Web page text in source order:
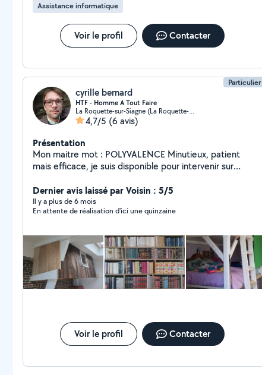
Assistance informatique
Voir le profil Contacter
Particulier
cyrille bernard
HTF - Homme A Tout Faire
La Roquette-sur-Siagne (La Roquette-sur-Siagne)
4,7/5 (6 avis)
Présentation
Mon maitre mot : POLYVALENCE Minutieux, patient
mais efficace, je suis disponible pour intervenir sur
: - Photographe - infographiste indépendant à Paris
pendant +20 ans, photographe des arts décoratifs (le
MAD) de l'AFM etc.... Portrait, décoration, packshoot
Constructeur Monteur, décorateur un parcours varié
dans le bois, la décoration d'intérieur et l'aménagement
avec le studio Publimages à Paris mais aussi dans la
construction de maison ossature bois avec le groupe
Hej'France et la charpente avec le groupe
(MAC, PC, Ipad, Android etc...). CNFS pendant 2 ans à
Agde avec la Médiathèque Agathoise et 8 en
association avec Science Ouverte à Drancy N'hésitez
plaisir.
Dernier avis laissé par Voisin : 5/5
Il y a plus de 6 mois
En attente de réalisation d'ici une quinzaine
Voir le profil Contacter